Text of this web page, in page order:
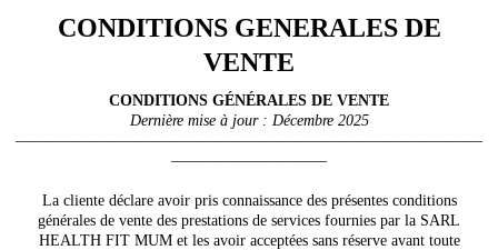
CONDITIONS GENERALES DE
VENTE
CONDITIONS GÉNÉRALES DE VENTE
Dernière mise à jour : Décembre 2025
——————————————————————————————
——————————
La cliente déclare avoir pris connaissance des présentes conditions
générales de vente des prestations de services fournies par la SARL
HEALTH FIT MUM et les avoir acceptées sans réserve avant toute